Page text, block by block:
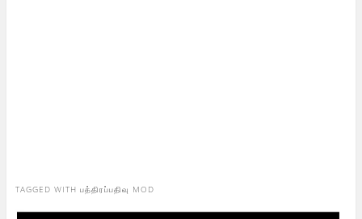
TAGGED WITH பத்திரப்பதிவு MOD